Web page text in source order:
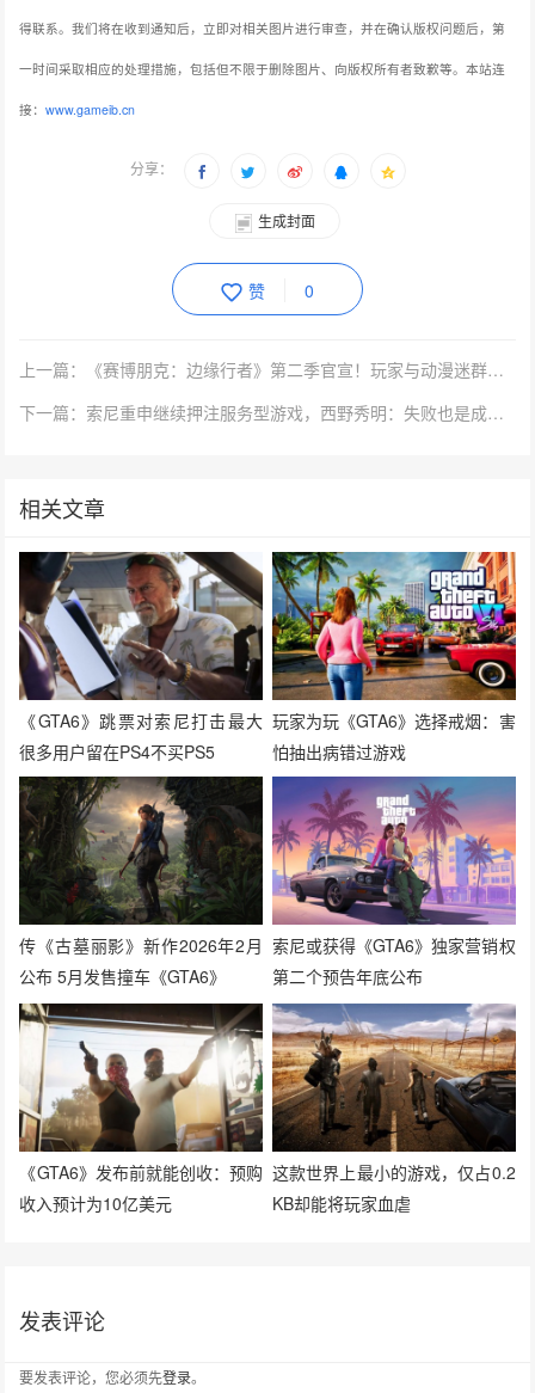
得联系。我们将在收到通知后，立即对相关图片进行审查，并在确认版权问题后，第
一时间采取相应的处理措施，包括但不限于删除图片、向版权所有者致歉等。本站连
接：www.gameib.cn
分享：
生成封面
赞 0
上一篇：《赛博朋克：边缘行者》第二季官宣！玩家与动漫迷群体再次沸腾
下一篇：索尼重申继续押注服务型游戏，西野秀明：失败也是成长的一部分
相关文章
《GTA6》跳票对索尼打击最大
很多用户留在PS4不买PS5
玩家为玩《GTA6》选择戒烟：害
怕抽出病错过游戏
传《古墓丽影》新作2026年2月
公布 5月发售撞车《GTA6》
索尼或获得《GTA6》独家营销权
第二个预告年底公布
《GTA6》发布前就能创收：预购
收入预计为10亿美元
这款世界上最小的游戏，仅占0.2
KB却能将玩家血虐
发表评论
要发表评论，您必须先登录。